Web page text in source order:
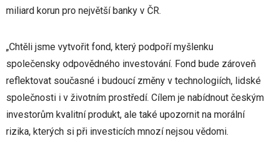
miliard korun pro největší banky v ČR.
„Chtěli jsme vytvořit fond, který podpoří myšlenku
společensky odpovědného investování. Fond bude zároveň
reflektovat současné i budoucí změny v technologiích, lidské
společnosti i v životním prostředí. Cílem je nabídnout českým
investorům kvalitní produkt, ale také upozornit na morální
rizika, kterých si při investicích mnozí nejsou vědomi.